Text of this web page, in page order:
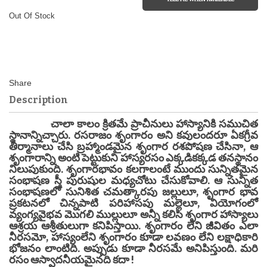
Out Of Stock
Description
చాలా కాలం క్రితమే ప్రాచీనులు హాస్యానికి సముచిత
స్థానాన్నిచ్చారు. రసరాజం శృంగారం అని కవులందరూ ఏకగ్రీవ
తీర్మానాలు చేసి బ్రహ్మాండమైన శృంగార రశపోషణ చేసినా, ఆ
శృంగారాన్ని అంటి పెట్టుకుని హాస్యరసం ఎక్కడికక్కడ తనస్థానం
నిలుపుకుంది. శృంగారభావం కలగాలంటే ముందు సున్నితమైన
సంభాషణ స్త్రీ పురుషుల మధ్యచోటు చేసుకోవాలి. ఆ సున్నిత
సంభాషణలో సునిశిత చమత్కారపు జల్లులూ, శృంగార భావ
ప్రకటనలో చిన్నపాటి పరిహాసపు మల్లెలూ, వియోగంలో
వ్యంగ్యవైభవ మొగలి ముల్లులూ అన్నీ కలిసి శృంగార హాస్యాలు
ఆశ్రయ ఆశ్రీతులుగా కనిపిస్తాయి. శృంగారం లేని జీవితం ఎలా
నీరసమో, హాస్యంలేని శృంగారం కూడా లవణం లేని లక్షాధికారి
భోజనం లాంటిది. అప్పుడు కూడా నీరసమే అనిపిస్తుంది. మరి
రసం ఆస్వాదనీయమైనది కదా !